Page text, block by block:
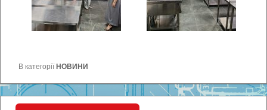
В категоріїНОВИНИ